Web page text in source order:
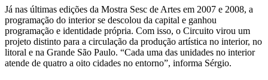
Já nas últimas edições da Mostra Sesc de Artes em 2007 e 2008, a
programação do interior se descolou da capital e ganhou
programação e identidade própria. Com isso, o Circuito virou um
projeto distinto para a circulação da produção artística no interior, no
litoral e na Grande São Paulo. “Cada uma das unidades no interior
atende de quatro a oito cidades no entorno”, informa Sérgio.